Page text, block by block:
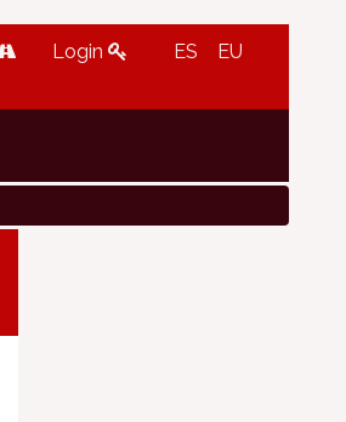
Login ES EU